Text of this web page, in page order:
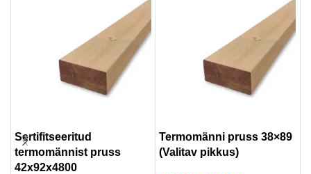
Sertifitseeritud
termomännist pruss
42x92x4800
Termomänni pruss 38×89
(Valitav pikkus)